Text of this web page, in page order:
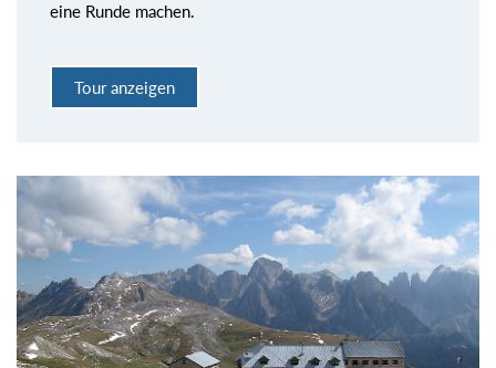
eine Runde machen.
Tour anzeigen